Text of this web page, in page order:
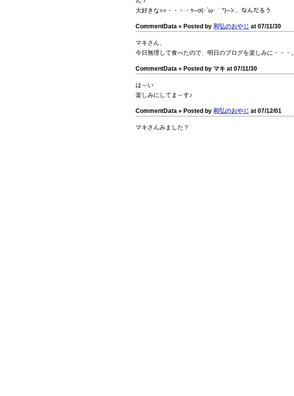
大好きな○○・・・・ｩ─σ(･´ω･｀*)─ﾝ… なんだろう
CommentData » Posted by 和弘のおやじ at 07/11/30
マキさん、
今日無理して食べたので、明日のブログを楽しみに・・・。
CommentData » Posted by マキ at 07/11/30
は～い
楽しみにしてま～す♪
CommentData » Posted by 和弘のおやじ at 07/12/01
マキさんみました？